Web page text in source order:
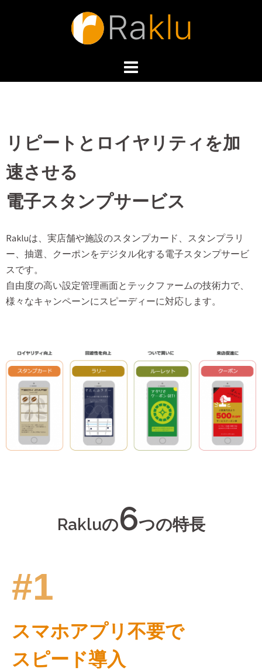
リピートとロイヤリティを加
速させる
電子スタンプサービス
Rakluは、実店舗や施設のスタンプカード、スタンプラリ
ー、抽選、クーポンをデジタル化する電子スタンプサービ
スです。
自由度の高い設定管理画面とテックファームの技術力で、
様々なキャンペーンにスピーディーに対応します。
Rakluの6つの特長
#1
スマホアプリ不要で
スピード導入